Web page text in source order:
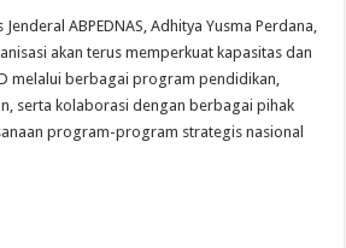
ABPEDNAS, Adhitya Yusma Perdana,
akan terus memperkuat kapasitas dan
melalui berbagai program pendidikan,
serta kolaborasi dengan berbagai pihak
program-program strategis nasional